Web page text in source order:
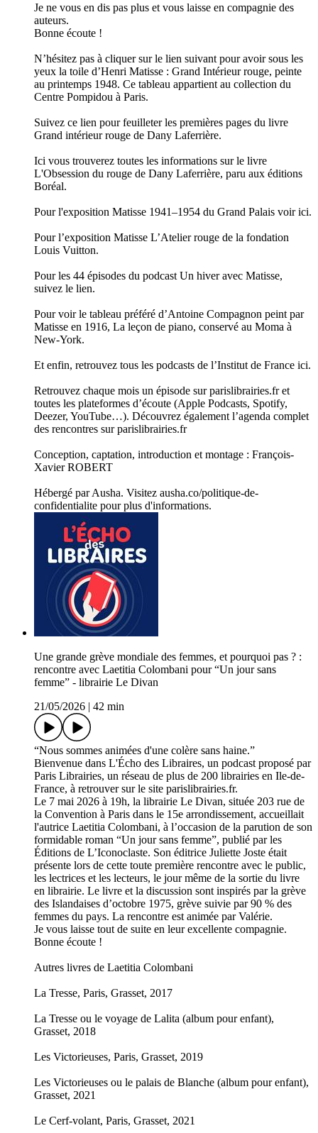
Je ne vous en dis pas plus et vous laisse en compagnie des
auteurs.
Bonne écoute !
N’hésitez pas à cliquer sur le lien suivant pour avoir sous les
yeux la toile d’Henri Matisse : Grand Intérieur rouge, peinte
au printemps 1948. Ce tableau appartient au collection du
Centre Pompidou à Paris.
Suivez ce lien pour feuilleter les premières pages du livre
Grand intérieur rouge de Dany Laferrière.
Ici vous trouverez toutes les informations sur le livre
L'Obsession du rouge de Dany Laferrière, paru aux éditions
Boréal.
Pour l'exposition Matisse 1941–1954 du Grand Palais voir ici.
Pour l’exposition Matisse L’Atelier rouge de la fondation
Louis Vuitton.
Pour les 44 épisodes du podcast Un hiver avec Matisse,
suivez le lien.
Pour voir le tableau préféré d’Antoine Compagnon peint par
Matisse en 1916, La leçon de piano, conservé au Moma à
New-York.
Et enfin, retrouvez tous les podcasts de l’Institut de France ici.
Retrouvez chaque mois un épisode sur parislibrairies.fr et
toutes les plateformes d’écoute (Apple Podcasts, Spotify,
Deezer, YouTube…). Découvrez également l’agenda complet
des rencontres sur parislibrairies.fr
Conception, captation, introduction et montage : François-
Xavier ROBERT
Hébergé par Ausha. Visitez ausha.co/politique-de-
confidentialite pour plus d'informations.
Une grande grève mondiale des femmes, et pourquoi pas ? :
rencontre avec Laetitia Colombani pour “Un jour sans
femme” - librairie Le Divan
21/05/2026
42 min
“Nous sommes animées d'une colère sans haine.”
Bienvenue dans L'Écho des Libraires, un podcast proposé par
Paris Librairies, un réseau de plus de 200 librairies en Ile-de-
France, à retrouver sur le site parislibrairies.fr.
Le 7 mai 2026 à 19h, la librairie Le Divan, située 203 rue de
la Convention à Paris dans le 15e arrondissement, accueillait
l'autrice Laetitia Colombani, à l’occasion de la parution de son
formidable roman “Un jour sans femme”, publié par les
Éditions de L’Iconoclaste. Son éditrice Juliette Joste était
présente lors de cette toute première rencontre avec le public,
les lectrices et les lecteurs, le jour même de la sortie du livre
en librairie. Le livre et la discussion sont inspirés par la grève
des Islandaises d’octobre 1975, grève suivie par 90 % des
femmes du pays. La rencontre est animée par Valérie.
Je vous laisse tout de suite en leur excellente compagnie.
Bonne écoute !
Autres livres de Laetitia Colombani
La Tresse, Paris, Grasset, 2017
La Tresse ou le voyage de Lalita (album pour enfant),
Grasset, 2018
Les Victorieuses, Paris, Grasset, 2019
Les Victorieuses ou le palais de Blanche (album pour enfant),
Grasset, 2021
Le Cerf-volant, Paris, Grasset, 2021